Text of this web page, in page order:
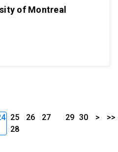
of Montreal
25 26
27
28
29 30 > >>